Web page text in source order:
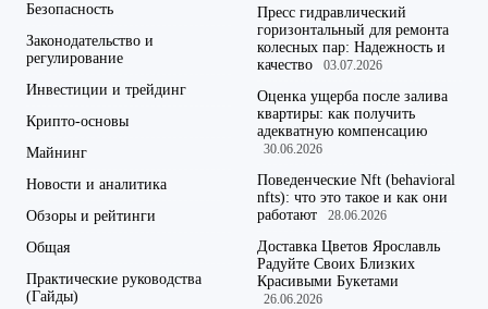
Безопасность
Законодательство и
регулирование
Инвестиции и трейдинг
Крипто-основы
Майнинг
Новости и аналитика
Обзоры и рейтинги
Общая
Практические руководства
(Гайды)
Пресс гидравлический
горизонтальный для ремонта
колесных пар: Надежность и
качество
03.07.2026
Оценка ущерба после залива
квартиры: как получить
адекватную компенсацию
30.06.2026
Поведенческие Nft (behavioral
nfts): что это такое и как они
работают
28.06.2026
Доставка Цветов Ярославль
Радуйте Своих Близких
Красивыми Букетами
26.06.2026